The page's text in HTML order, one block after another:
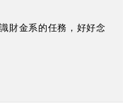
財金系的任務，好好念